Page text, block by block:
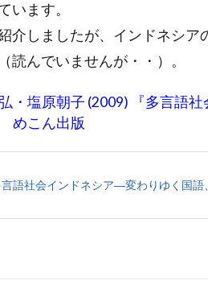
います。
介しましたが、インドネシ
読んでいませんが・・）。
・塩原朝子 (2009) 『多言語
めこん出版
言語社会インドネシア―変わりゆく国語